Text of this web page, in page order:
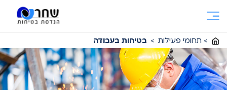
> תחומי פעילות > בטיחות בעבודה